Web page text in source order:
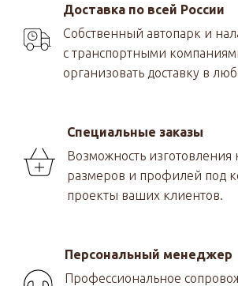
Доставка по всей России
Собственный автопарк и
с транспортными
организовать доставку в
Специальные заказы
Возможность изготовления
размеров и профилей под
проекты ваших клиентов.
Персональный менеджер
Профессиональное